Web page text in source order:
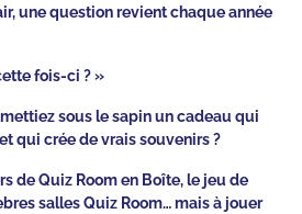
une question revient chaque année
fois-ci ? »
sous le sapin un cadeau qui
qui crée de vrais souvenirs ?
de Quiz Room en Boîte, le jeu de
salles Quiz Room… mais à jouer